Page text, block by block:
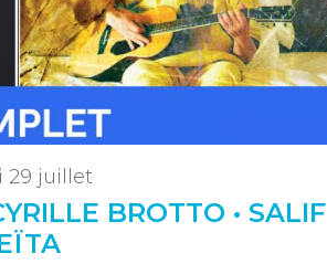
29 juillet
BROTTO • SALIF